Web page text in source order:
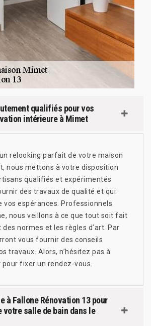
qualifiés pour vos
intérieure à Mimet
relooking parfait de votre maison
nous mettons à votre disposition
qualifiés et expérimentés
des travaux de qualité et qui
vos espérances. Professionnels
nous veillons à ce que tout soit fait
normes et les règles d’art. Par
vous fournir des conseils
travaux. Alors, n’hésitez pas à
fixer un rendez-vous.
à Fallone Rénovation 13 pour
votre salle de bain dans le